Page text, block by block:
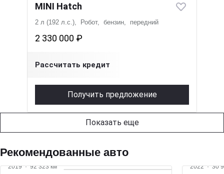
MINI Hatch
2 л (192 л.с.), Робот, бензин, передний
2 330 000 ₽
Рассчитать кредит
Получить предложение
Показать еще
Рекомендованные авто
2019·92 323 км 2022·30